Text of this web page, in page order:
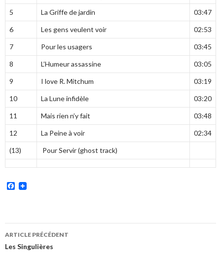
5 La Griffe de jardin 03:47
6 Les gens veulent voir 02:53
7 Pour les usagers 03:45
8 L’Humeur assassine 03:05
9 I love R. Mitchum 03:19
10 La Lune infidèle 03:20
11 Mais rien n’y fait 03:48
12 La Peine à voir 02:34
(13) Pour Servir (ghost track)
Facebook
Navigation
des
ARTICLE PRÉCÉDENT
Les Singulières